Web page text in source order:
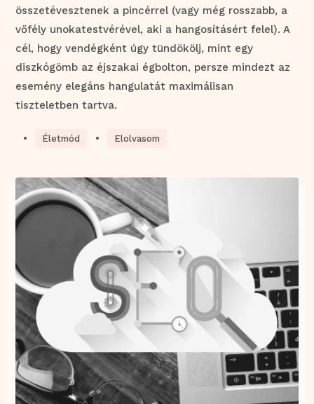
összetévesztenek a pincérrel (vagy még rosszabb, a
vőfély unokatestvérével, aki a hangosításért felel). A
cél, hogy vendégként úgy tündökölj, mint egy
diszkógömb az éjszakai égbolton, persze mindezt az
esemény elegáns hangulatát maximálisan
tiszteletben tartva.
• Életmód • Elolvasom